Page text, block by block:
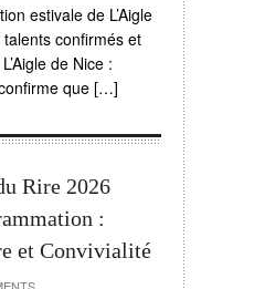
estivale de L’Aigle
confirmés et
de Nice :
que […]
Rire 2026
:
et Convivialité